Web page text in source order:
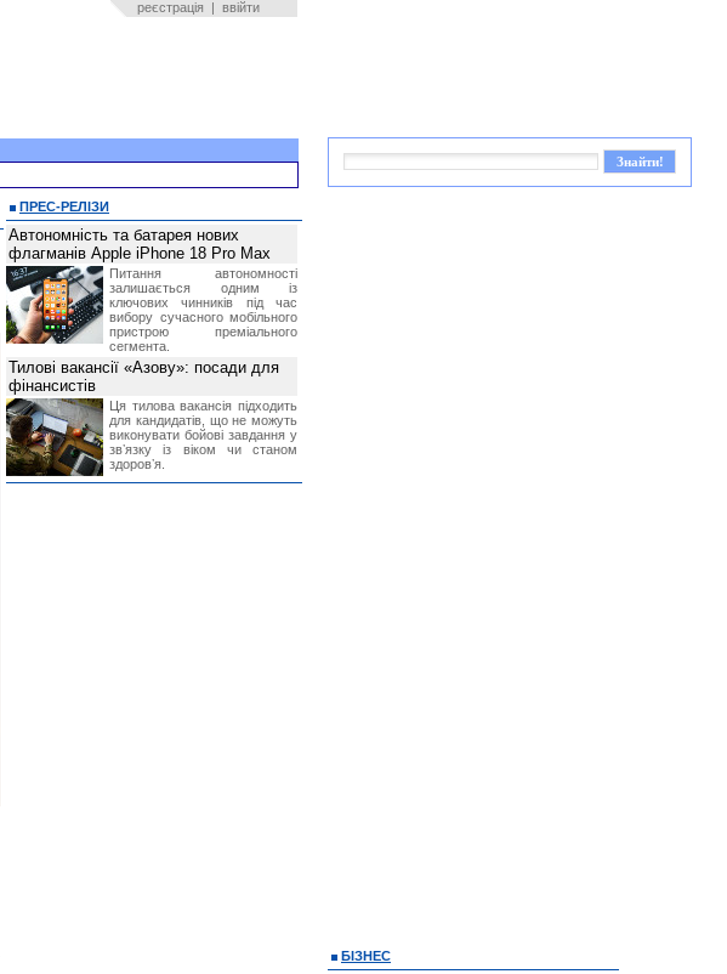
реєстрація | ввійти
ПРЕС-РЕЛІЗИ
Автономність та батарея нових
флагманів Apple iPhone 18 Pro Max
Питання автономності
залишається одним із
ключових чинників під час
вибору сучасного мобільного
пристрою преміального
сегмента.
Тилові вакансії «Азову»: посади для
фінансистів
Ця тилова вакансія підходить
для кандидатів, що не можуть
виконувати бойові завдання у
звʼязку із віком чи станом
здоровʼя.
БІЗНЕС